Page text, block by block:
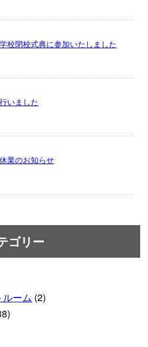
校閉校式典に参加いたしました
いました
業のお知らせ
ゴリー
ーム (2)